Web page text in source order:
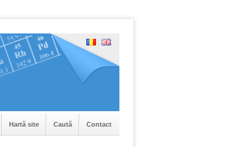
Hartă site Caută Contact